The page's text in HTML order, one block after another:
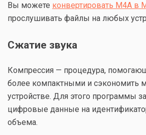
Вы можете конвертировать M4A в
прослушивать файлы на любых
Сжатие звука
Компрессия — процедура,
более компактными и сэкономить
устройстве. Для этого программы
цифровые данные на
объема.